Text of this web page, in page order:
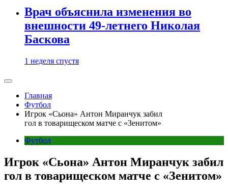
Врач объяснила изменения во
внешности 49-летнего Николая
Баскова
1 неделя спустя
Главная
Футбол
Игрок «Сьона» Антон Миранчук забил
гол в товарищеском матче с «Зенитом»
Футбол
Игрок «Сьона» Антон Миранчук забил
гол в товарищеском матче с «Зенитом»